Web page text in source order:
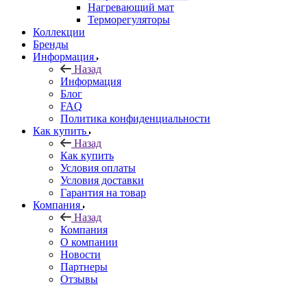
Нагревающий мат
Терморегуляторы
Коллекции
Бренды
Информация
Назад
Информация
Блог
FAQ
Политика конфиденциальности
Как купить
Назад
Как купить
Условия оплаты
Условия доставки
Гарантия на товар
Компания
Назад
Компания
О компании
Новости
Партнеры
Отзывы